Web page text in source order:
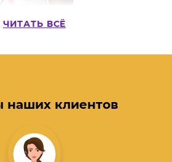
стаканчики
двухслойные, крафт, из
Наносим рисунок любой сложности
красками. Бумажные стаканы могут
бронзой и серебром, покрытие софт-
вырубка, перфорация.
ЧИТАТЬ ВСЁ
наших клиентов